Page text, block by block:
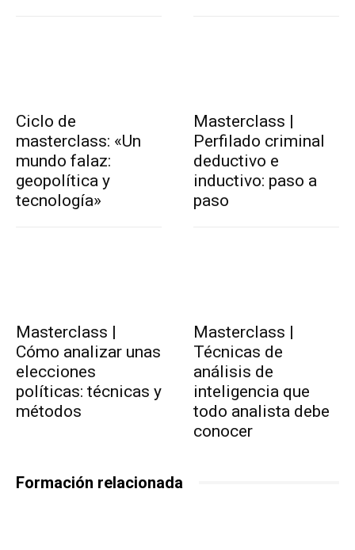
Ciclo de
masterclass: «Un
mundo falaz:
geopolítica y
tecnología»
Masterclass |
Perfilado criminal
deductivo e
inductivo: paso a
paso
Masterclass |
Cómo analizar unas
elecciones
políticas: técnicas y
métodos
Masterclass |
Técnicas de
análisis de
inteligencia que
todo analista debe
conocer
Formación relacionada